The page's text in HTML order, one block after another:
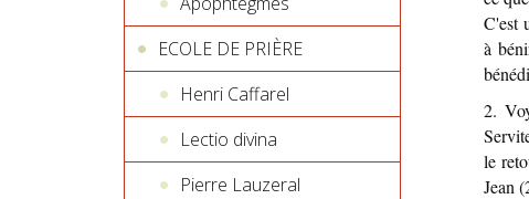
ECOLE DE PRIÈRE
Henri Caffarel
Lectio divina
Pierre Lauzeral
C'est
à
2.
le
Jean